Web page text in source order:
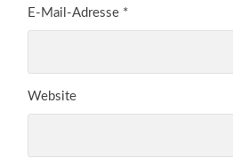
E-Mail-Adresse *
Website